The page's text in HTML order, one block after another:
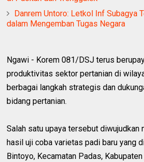
Danrem Untoro: Letkol Inf Subagya
dalam Mengemban Tugas Negara
Ngawi - Korem 081/DSJ terus
produktivitas sektor pertanian di
berbagai langkah strategis dan
bidang pertanian.
Salah satu upaya tersebut diwujudkan
hasil uji coba varietas padi baru yang
Bintoyo, Kecamatan Padas,